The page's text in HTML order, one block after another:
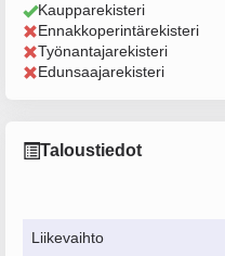
Kaupparekisteri
Ennakkoperintärekisteri
Työnantajarekisteri
Edunsaajarekisteri
Taloustiedot
Liikevaihto